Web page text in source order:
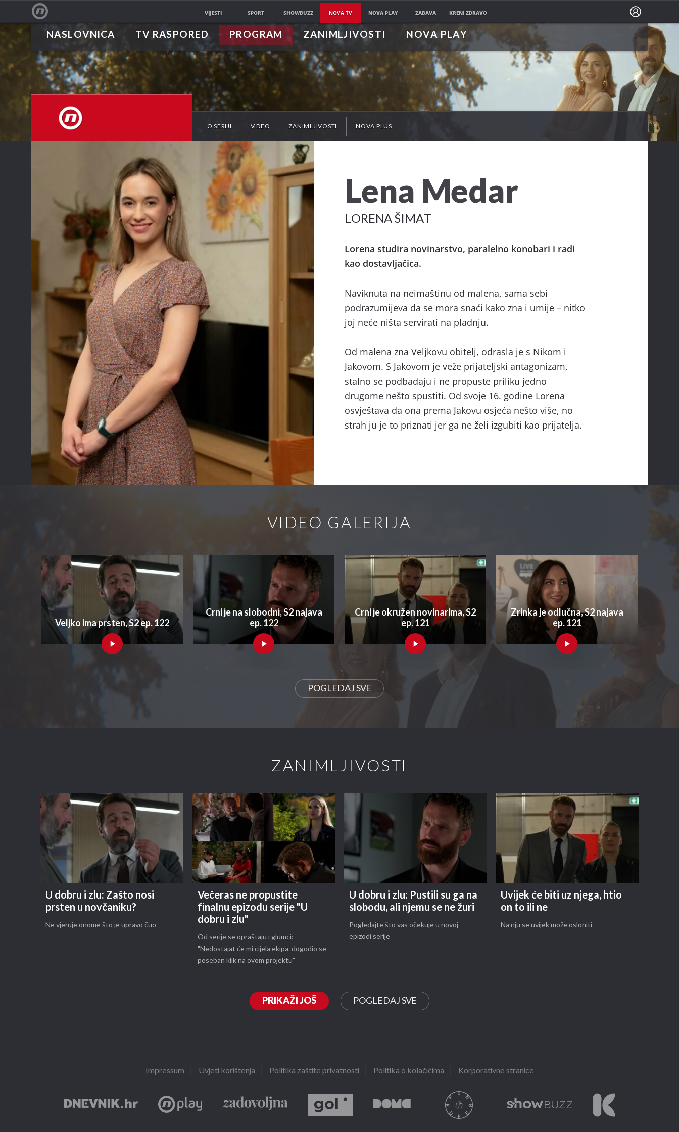
NOVA TV
VIJESTI SPORT SHOWBUZZ NOVA TV NOVA PLAY ZABAVA KRENI ZDRAVO
NASLOVNICA TV RASPORED PROGRAM ZANIMLJIVOSTI NOVA PLAY
O SERIJI VIDEO ZANIMLJIVOSTI NOVA PLUS
Lena Medar
LORENA ŠIMAT
Lorena studira novinarstvo, paralelno konobari i radi
kao dostavljačica.
Naviknuta na neimaštinu od malena, sama sebi
podrazumijeva da se mora snaći kako zna i umije – nitko
joj neće ništa servirati na pladnju.
Od malena zna Veljkovu obitelj, odrasla je s Nikom i
Jakovom. S Jakovom je veže prijateljski antagonizam,
stalno se podbadaju i ne propuste priliku jedno
drugome nešto spustiti. Od svoje 16. godine Lorena
osvještava da ona prema Jakovu osjeća nešto više, no
strah ju je to priznati jer ga ne želi izgubiti kao prijatelja.
VIDEO GALERIJA
Veljko ima prsten, S2 ep. 122
Crni je na slobodni, S2 najava
ep. 122
Crni je okružen novinarima, S2
ep. 121
Zrinka je odlučna, S2 najava
ep. 121
POGLEDAJ SVE
ZANIMLJIVOSTI
U dobru i zlu: Zašto nosi
prsten u novčaniku?
Ne vjeruje onome što je upravo čuo
Večeras ne propustite
finalnu epizodu serije "U
dobru i zlu"
Od serije se opraštaju i glumci:
"Nedostajat će mi cijela ekipa, dogodio se
poseban klik na ovom projektu"
U dobru i zlu: Pustili su ga na
slobodu, ali njemu se ne žuri
Pogledajte što vas očekuje u novoj
epizodi serije
Uvijek će biti uz njega, htio
on to ili ne
Na nju se uvijek može osloniti
PRIKAŽI JOŠ POGLEDAJ SVE
Impressum Uvjeti korištenja Politika zaštite privatnosti Politika o kolačićima Korporativne stranice